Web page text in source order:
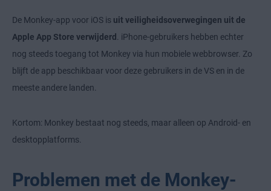
De Monkey-app voor iOS is uit veiligheidsoverwegingen uit de
Apple App Store verwijderd
. iPhone-gebruikers hebben echter
nog steeds toegang tot Monkey via hun mobiele webbrowser. Zo
blijft de app beschikbaar voor deze gebruikers in de VS en in de
meeste andere landen.
Kortom: Monkey bestaat nog steeds, maar alleen op Android- en
desktopplatforms.
Problemen met de Monkey-